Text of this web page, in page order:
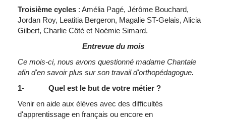
Troisième cycles : Amélia Pagé, Jérôme Bouchard,
Jordan Roy, Leatitia Bergeron, Magalie ST-Gelais, Alicia
Gilbert, Charlie Côté et Noémie Simard.
Entrevue du mois
Ce mois-ci, nous avons questionné madame Chantale
afin d'en savoir plus sur son travail d'orthopédagogue.
1- Quel est le but de votre métier ?
Venir en aide aux élèves avec des difficultés
d'apprentissage en français ou encore en